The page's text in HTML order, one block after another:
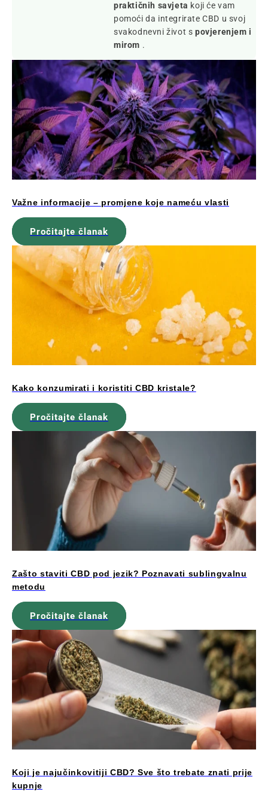
praktičnih savjeta koji će vam
pomoći da integrirate CBD u svoj
svakodnevni život s povjerenjem i
mirom .
Važne informacije – promjene koje nameću vlasti
Pročitajte članak
Kako konzumirati i koristiti CBD kristale?
Pročitajte članak
Zašto staviti CBD pod jezik? Poznavati sublingvalnu
metodu
Pročitajte članak
Koji je najučinkovitiji CBD? Sve što trebate znati prije
kupnje